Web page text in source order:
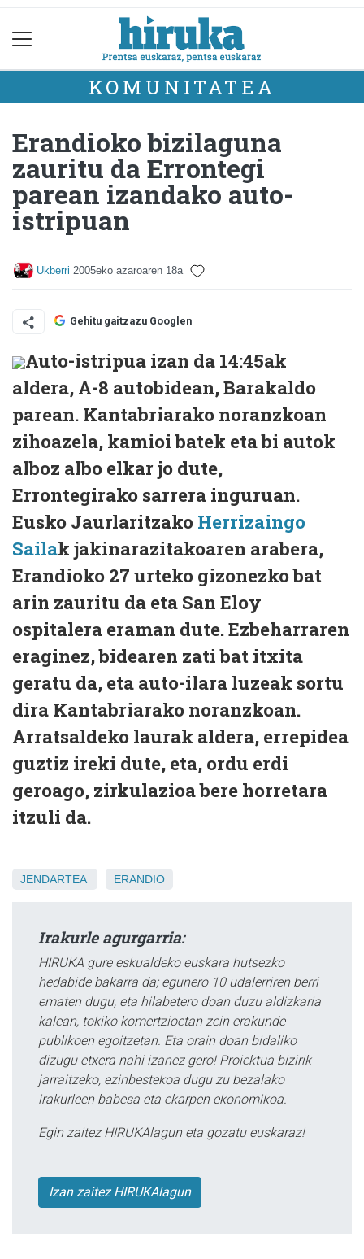
KOMUNITATEA
Erandioko bizilaguna
zauritu da Errontegi
parean izandako auto-
istripuan
Ukberri 2005eko azaroaren 18a
Gehitu gaitzazu Googlen
Auto-istripua izan da 14:45ak
aldera, A-8 autobidean, Barakaldo
parean. Kantabriarako noranzkoan
zihoazela, kamioi batek eta bi autok
alboz albo elkar jo dute,
Errontegirako sarrera inguruan.
Eusko Jaurlaritzako Herrizaingo
Sailak jakinarazitakoaren arabera,
Erandioko 27 urteko gizonezko bat
arin zauritu da eta San Eloy
ospitalera eraman dute. Ezbeharraren
eraginez, bidearen zati bat itxita
geratu da, eta auto-ilara luzeak sortu
dira Kantabriarako noranzkoan.
Arratsaldeko laurak aldera, errepidea
guztiz ireki dute, eta, ordu erdi
geroago, zirkulazioa bere horretara
itzuli da.
JENDARTEA ERANDIO
Irakurle agurgarria:
HIRUKA gure eskualdeko euskara hutsezko
hedabide bakarra da; egunero 10 udalerriren berri
ematen dugu, eta hilabetero doan duzu aldizkaria
kalean, tokiko komertzioetan zein erakunde
publikoen egoitzetan. Eta orain doan bidaliko
dizugu etxera nahi izanez gero! Proiektua bizirik
jarraitzeko, ezinbestekoa dugu zu bezalako
irakurleen babesa eta ekarpen ekonomikoa.
Egin zaitez HIRUKAlagun eta gozatu euskaraz!
Izan zaitez HIRUKAlagun